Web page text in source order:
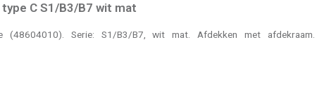
C S1/B3/B7 wit mat
(48604010). Serie: S1/B3/B7, wit mat. Afdekken met afdekraam.